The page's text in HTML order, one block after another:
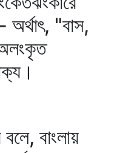
"বাস,
বাংলায়